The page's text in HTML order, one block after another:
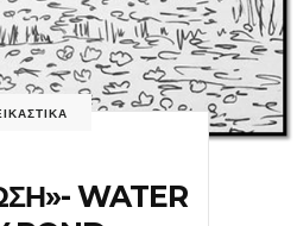
WATER